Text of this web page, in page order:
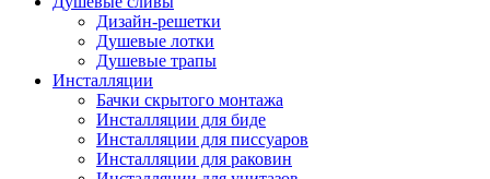
Дизайн-решетки
Душевые лотки
Душевые трапы
Инсталляции
Бачки скрытого монтажа
Инсталляции для биде
Инсталляции для писсуаров
Инсталляции для раковин